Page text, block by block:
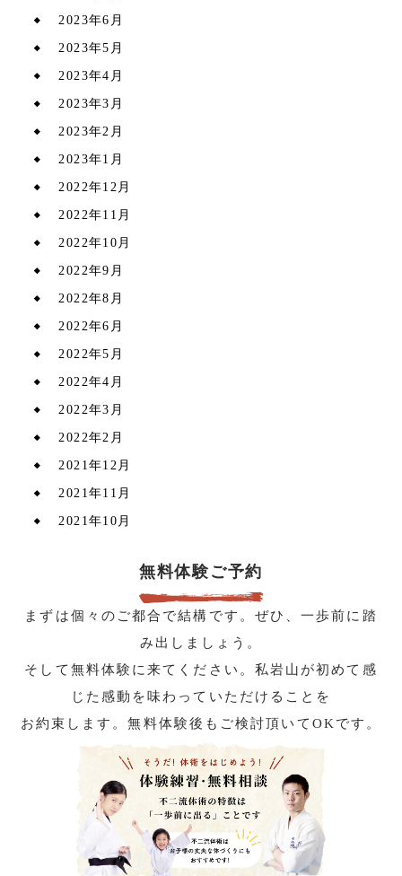
2023年6月
2023年5月
2023年4月
2023年3月
2023年2月
2023年1月
2022年12月
2022年11月
2022年10月
2022年9月
2022年8月
2022年6月
2022年5月
2022年4月
2022年3月
2022年2月
2021年12月
2021年11月
2021年10月
無料体験ご予約
まずは個々のご都合で結構です。ぜひ、一歩前に踏
み出しましょう。
そして無料体験に来てください。私岩山が初めて感
じた感動を味わっていただけることを
お約束します。無料体験後もご検討頂いてOKです。